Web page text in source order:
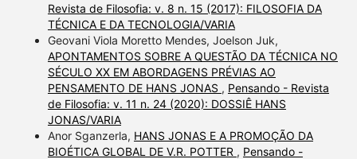
Revista de Filosofia: v. 8 n. 15 (2017): FILOSOFIA DA
TÉCNICA E DA TECNOLOGIA/VARIA
Geovani Viola Moretto Mendes, Joelson Juk,
APONTAMENTOS SOBRE A QUESTÃO DA TÉCNICA NO
SÉCULO XX EM ABORDAGENS PRÉVIAS AO
PENSAMENTO DE HANS JONAS , Pensando - Revista
de Filosofia: v. 11 n. 24 (2020): DOSSIÊ HANS
JONAS/VARIA
Anor Sganzerla, HANS JONAS E A PROMOÇÃO DA
BIOÉTICA GLOBAL DE V.R. POTTER , Pensando -